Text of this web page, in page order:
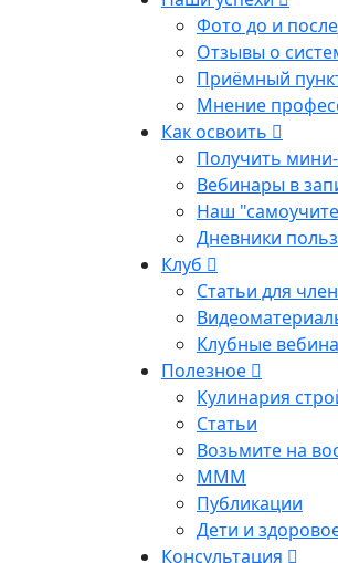
Фото до и после
Отзывы о
Приёмный
Мнение
Как освоить
Получить
Вебинары в
Наш
Дневники
Клуб
Статьи для
Клубные
Полезное
Кулинария
Статьи
Возьмите на
МММ
Публикации
Дети и
Консультация